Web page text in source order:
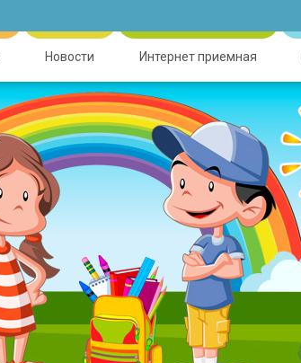
Новости Интернет приемная